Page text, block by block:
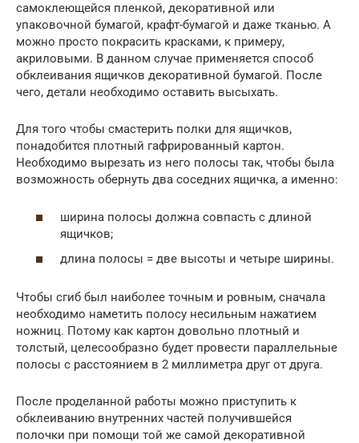
самоклеющейся пленкой, декоративной или
упаковочной бумагой, крафт-бумагой и даже тканью. А
можно просто покрасить красками, к примеру,
акриловыми. В данном случае применяется способ
обклеивания ящичков декоративной бумагой. После
чего, детали необходимо оставить высыхать.
Для того чтобы смастерить полки для ящичков,
понадобится плотный гафрированный картон.
Необходимо вырезать из него полосы так, чтобы была
возможность обернуть два соседних ящичка, а именно:
ширина полосы должна совпасть с длиной
ящичков;
длина полосы = две высоты и четыре ширины.
Чтобы сгиб был наиболее точным и ровным, сначала
необходимо наметить полосу несильным нажатием
ножниц. Потому как картон довольно плотный и
толстый, целесообразно будет провести параллельные
полосы с расстоянием в 2 миллиметра друг от друга.
После проделанной работы можно приступить к
обклеиванию внутренних частей получившейся
полочки при помощи той же самой декоративной